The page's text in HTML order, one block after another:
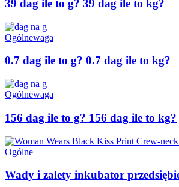
39 dag ile to g? 39 dag ile to kg?
Ogólnewaga
0.7 dag ile to g? 0.7 dag ile to kg?
Ogólnewaga
156 dag ile to g? 156 dag ile to kg?
Ogólne
Wady i zalety inkubator